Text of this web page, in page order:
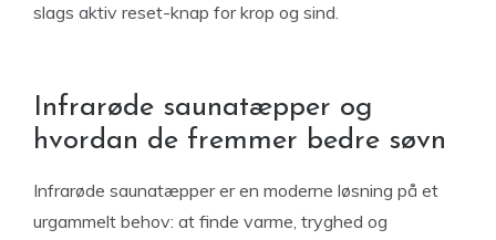
slags aktiv reset-knap for krop og sind.
Infrarøde saunatæpper og
hvordan de fremmer bedre søvn
Infrarøde saunatæpper er en moderne løsning på et
urgammelt behov: at finde varme, tryghed og